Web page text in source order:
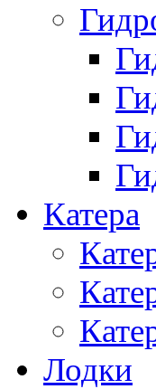
Катера
Лодки